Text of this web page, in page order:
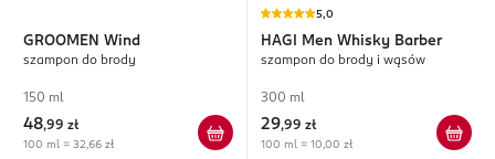
GROOMEN Wind
szampon do brody
150 ml
48,99 zł
100 ml = 32,66 zł
5,0
HAGI Men Whisky Barber
szampon do brody i wąsów
300 ml
29,99 zł
100 ml = 10,00 zł